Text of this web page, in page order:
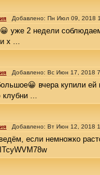
Добавлено: Пн Июл 09, 2018
уже 2 недели
х ...
Добавлено: Вс Июн 17, 2018
вчера купили
...
Добавлено: Вт Июн 12, 2018
если немножко